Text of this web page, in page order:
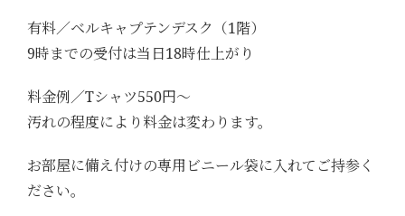
有料／ベルキャプテンデスク（1階）
9時までの受付は当日18時仕上がり
料金例／Tシャツ550円～
汚れの程度により料金は変わります。
お部屋に備え付けの専用ビニール袋に入れてご持参く
ださい。